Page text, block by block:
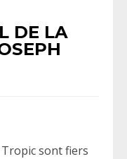
DE LA
Tropic sont fiers